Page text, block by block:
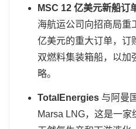
MSC 12 亿美元新船订
海航运公司向招商局重
亿美元的重大订单，订
双燃料集装箱船，以加
略。
TotalEnergies 与阿曼
Marsa LNG，这是一